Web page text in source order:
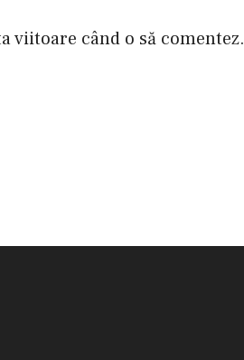
viitoare când o să comentez.